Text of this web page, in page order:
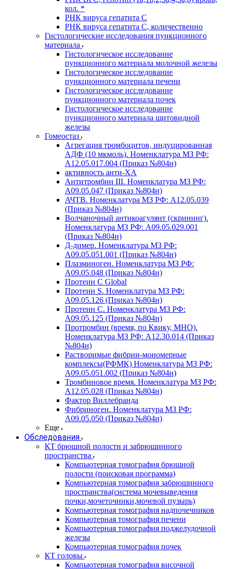
кол. *
РНК вируса гепатита C
РНК вируса гепатита C, количественно
Гистологические исследования пункционного
материала
Гистологическое исследование
пункционного материала молочной железы
Гистологическое исследование
пункционного материала печени
Гистологическое исследование
пункционного материала почек
Гистологическое исследование
пункционного материала щитовидной
железы
Гомеостаз
Агрегация тромбоцитов, индуцированная
АДФ (10 мкмоль). Номенклатура МЗ РФ:
A12.05.017.004 (Приказ №804н)
активность анти-ХА
Антитромбин III. Номенклатура МЗ РФ:
A09.05.047 (Приказ №804н)
АЧТВ. Номенклатура МЗ РФ: A12.05.039
(Приказ №804н)
Волчаночный антикоагулянт (скрининг).
Номенклатура МЗ РФ: A09.05.029.001
(Приказ №804н)
Д-димер. Номенклатура МЗ РФ:
A09.05.051.001 (Приказ №804н)
Плазминоген. Номенклатура МЗ РФ:
A09.05.048 (Приказ №804н)
Протеин C Global
Протеин S. Номенклатура МЗ РФ:
A09.05.126 (Приказ №804н)
Протеин С. Номенклатура МЗ РФ:
A09.05.125 (Приказ №804н)
Протромбин (время, по Квику, МНО).
Номенклатура МЗ РФ: A12.30.014 (Приказ
№804н)
Растворимые фибрин-мономерные
комплексы(РФМК) Номенклатура МЗ РФ:
A09.05.051.002 (Приказ №804н)
Тромбиновое время. Номенклатура МЗ РФ:
A12.05.028 (Приказ №804н)
Фактор Виллебранда
Фибриноген. Номенклатура МЗ РФ:
A09.05.050 (Приказ №804н)
Еще
Обследования
КТ брюшной полости и забрюшинного
пространства
Компьютерная томография брюшной
полости (поисковая программа)
Компьютерная томография забрюшинного
пространства(система мочевыведения
почки,мочеточники,мочевой пузырь)
Компьютерная томография надпочечников
Компьютерная томография печени
Компьютерная томография поджелудочной
железы
Компьютерная томография почек
КТ головы
Компьютерная томография височной